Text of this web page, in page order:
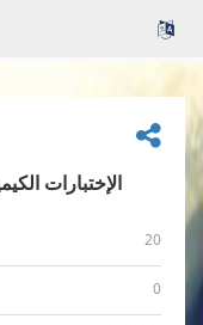
الإختبارات
20
0